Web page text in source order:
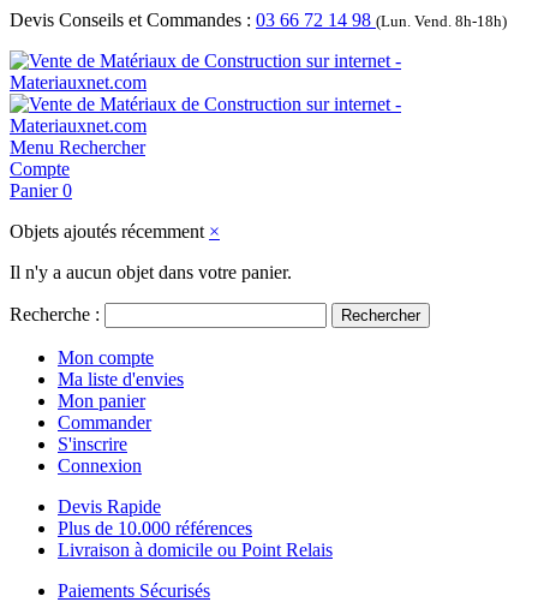
Devis Conseils et Commandes : 03 66 72 14 98 (Lun. Vend. 8h-18h)
Menu Rechercher
Compte
Panier 0
Objets ajoutés récemment ×
Il n'y a aucun objet dans votre panier.
Recherche : Rechercher
Mon compte
Ma liste d'envies
Mon panier
Commander
S'inscrire
Connexion
Devis Rapide
Plus de 10.000 références
Livraison à domicile ou Point Relais
Paiements Sécurisés